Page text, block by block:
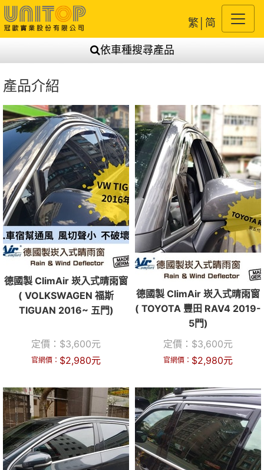
繁 简
依車種搜尋產品
產品介紹
德國製 ClimAir 崁入式晴雨窗
( VOLKSWAGEN 福斯
TIGUAN 2016~ 五門)
定價： $3,600元
官網價： $2,980元
德國製 ClimAir 崁入式晴雨窗
( TOYOTA 豐田 RAV4 2019-
5門)
定價： $3,600元
官網價： $2,980元